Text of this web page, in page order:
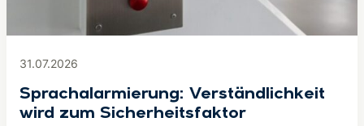
31.07.2026
Sprachalarmierung: Verständlichkeit
wird zum Sicherheitsfaktor